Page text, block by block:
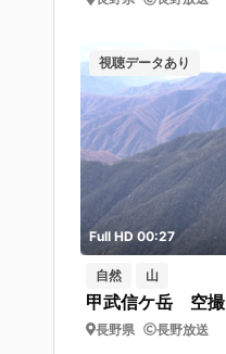
視聴データあり
Full HD 00:27
自然 山
甲武信ケ岳 空撮
長野県 長野放送